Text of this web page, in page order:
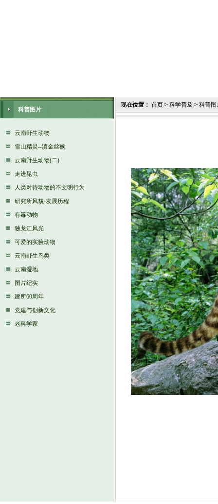
科普图片
云南野生动物
雪山精灵--滇金丝猴
云南野生动物(二)
走进昆虫
人类对待动物的不文明行为
研究所风貌-发展历程
有毒动物
独龙江风光
可爱的实验动物
云南野生鸟类
云南湿地
图片纪实
建所60周年
党建与创新文化
老科学家
现在位置： 首页 > 科学普及 > 科普图